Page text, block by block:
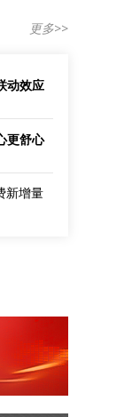
更多>>
动效应
更舒心
新增量